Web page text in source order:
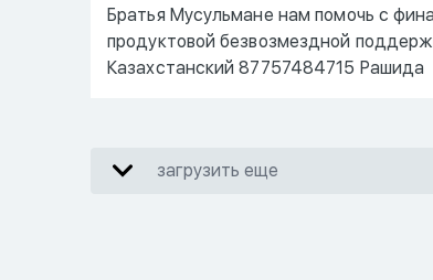
Братья Мусульмане нам помочь с
продуктовой безвозмездной
Казахстанский 87757484715 Рашида
загрузить еще